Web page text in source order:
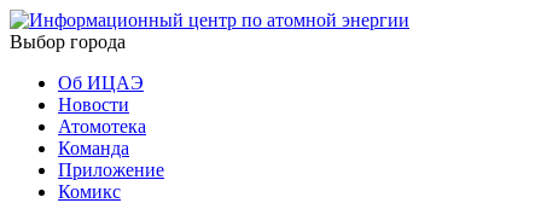
Выбор города
Об ИЦАЭ
Новости
Атомотека
Команда
Приложение
Комикс